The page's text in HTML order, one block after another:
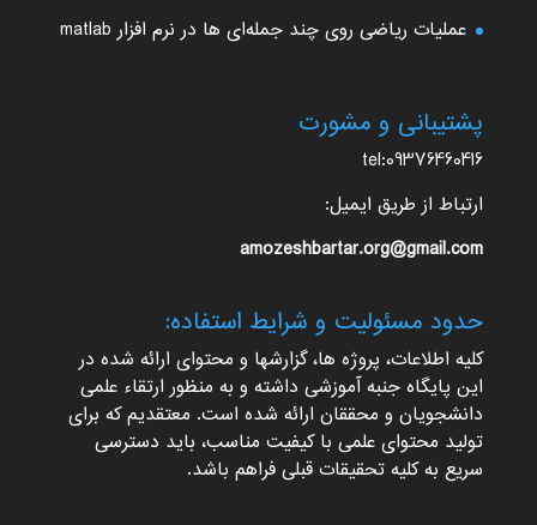
عملیات ریاضی روی چند جمله‌ای ها در نرم افزار matlab
پشتیبانی و مشورت
tel:09376460416
ارتباط از طریق ایمیل:
amozeshbartar.org@gmail.com
حدود مسئولیت و شرایط استفاده:
کلیه اطلاعات، پروژه ها، گزارشها و محتوای ارائه شده در
این پایگاه جنبه آموزشی داشته و به منظور ارتقاء علمی
دانشجویان و محققان ارائه شده است. معتقدیم که برای
تولید محتوای علمی با کیفیت مناسب، باید دسترسی
سریع به کلیه تحقیقات قبلی فراهم باشد.